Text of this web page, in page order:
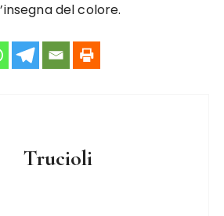
del colore.
Trucioli